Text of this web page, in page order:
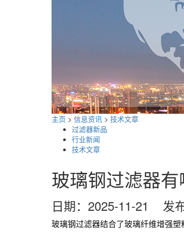
主页 > 信息资讯 > 技术文章
过滤器新品
行业新闻
技术文章
玻璃钢过滤器
日期：2025-11-21 发
玻璃钢过滤器结合了玻璃纤维增强